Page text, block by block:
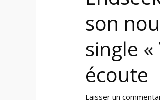
son
single
écoute
Laisser un
écoute